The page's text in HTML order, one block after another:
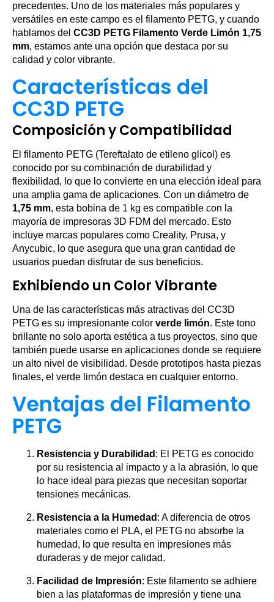
precedentes. Uno de los materiales más populares y
versátiles en este campo es el filamento PETG, y cuando
hablamos del CC3D PETG Filamento Verde Limón 1,75
mm, estamos ante una opción que destaca por su
calidad y color vibrante.
Características del
CC3D PETG
Composición y Compatibilidad
El filamento PETG (Tereftalato de etileno glicol) es
conocido por su combinación de durabilidad y
flexibilidad, lo que lo convierte en una elección ideal para
una amplia gama de aplicaciones. Con un diámetro de
1,75 mm, esta bobina de 1 kg es compatible con la
mayoría de impresoras 3D FDM del mercado. Esto
incluye marcas populares como Creality, Prusa, y
Anycubic, lo que asegura que una gran cantidad de
usuarios puedan disfrutar de sus beneficios.
Exhibiendo un Color Vibrante
Una de las características más atractivas del CC3D
PETG es su impresionante color verde limón. Este tono
brillante no solo aporta estética a tus proyectos, sino que
también puede usarse en aplicaciones donde se requiere
un alto nivel de visibilidad. Desde prototipos hasta piezas
finales, el verde limón destaca en cualquier entorno.
Ventajas del Filamento
PETG
Resistencia y Durabilidad : El PETG es conocido
por su resistencia al impacto y a la abrasión, lo que
lo hace ideal para piezas que necesitan soportar
tensiones mecánicas.
Resistencia a la Humedad : A diferencia de otros
materiales como el PLA, el PETG no absorbe la
humedad, lo que resulta en impresiones más
duraderas y de mejor calidad.
Facilidad de Impresión: Este filamento se adhiere
bien a las plataformas de impresión y tiene una